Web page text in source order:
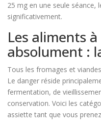
25 mg en une seule séance,
significativement.
Les aliments
absolument :
Tous les fromages et
Le danger réside
fermentation, de
conservation. Voici les
assiette tant que vous